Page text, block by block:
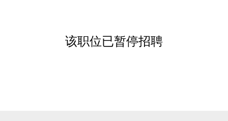
该职位已暂停招聘